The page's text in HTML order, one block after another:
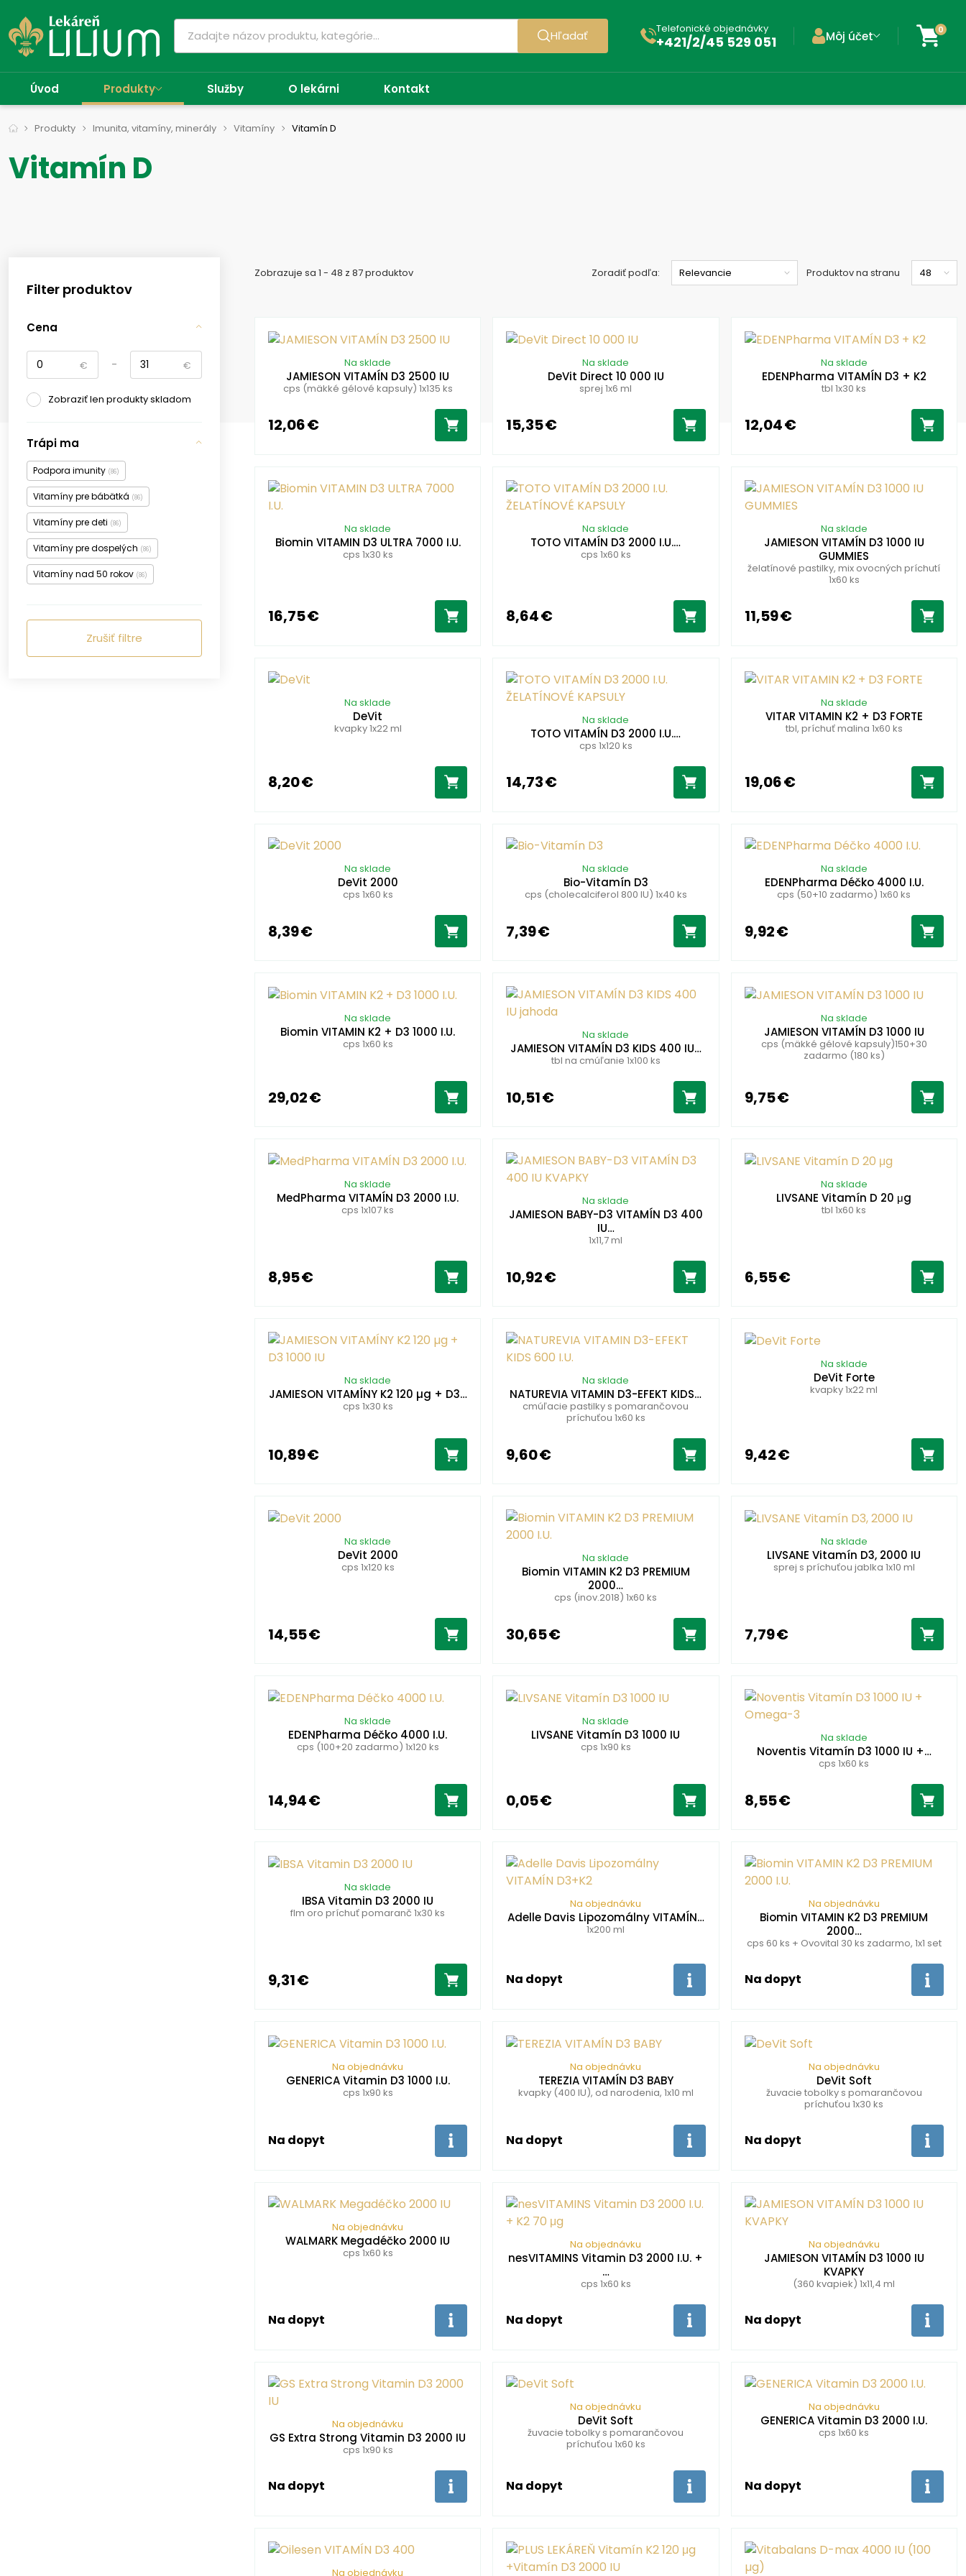
Hľadať Telefonické objednávky
+421/2/45 529 051 Môj účet 0
Úvod Produkty Služby O lekárni Kontakt
Produkty Imunita, vitamíny, minerály Vitamíny Vitamín D
Vitamín D
Filter produktov
Cena
€ - €
Zobraziť len produkty skladom
Trápi ma
Podpora imunity (86)
Vitamíny pre bábätká (86)
Vitamíny pre deti (86)
Vitamíny pre dospelých (86)
Vitamíny nad 50 rokov (86)
Zrušiť filtre
Zobrazuje sa 1 - 48 z 87 produktov Zoradiť podľa: Produktov na stranu
Na sklade
JAMIESON VITAMÍN D3 2500 IU
cps (mäkké gélové kapsuly) 1x135 ks
12,06 €
Na sklade
DeVit Direct 10 000 IU
sprej 1x6 ml
15,35 €
Na sklade
EDENPharma VITAMÍN D3 + K2
tbl 1x30 ks
12,04 €
Na sklade
Biomin VITAMIN D3 ULTRA 7000 I.U.
cps 1x30 ks
16,75 €
Na sklade
TOTO VITAMÍN D3 2000 I.U.…
cps 1x60 ks
8,64 €
Na sklade
JAMIESON VITAMÍN D3 1000 IU
GUMMIES
želatínové pastilky, mix ovocných príchutí
1x60 ks
11,59 €
Na sklade
DeVit
kvapky 1x22 ml
8,20 €
Na sklade
TOTO VITAMÍN D3 2000 I.U.…
cps 1x120 ks
14,73 €
Na sklade
VITAR VITAMIN K2 + D3 FORTE
tbl, príchuť malina 1x60 ks
19,06 €
Na sklade
DeVit 2000
cps 1x60 ks
8,39 €
Na sklade
Bio-Vitamín D3
cps (cholecalciferol 800 IU) 1x40 ks
7,39 €
Na sklade
EDENPharma Déčko 4000 I.U.
cps (50+10 zadarmo) 1x60 ks
9,92 €
Na sklade
Biomin VITAMIN K2 + D3 1000 I.U.
cps 1x60 ks
29,02 €
Na sklade
JAMIESON VITAMÍN D3 KIDS 400 IU…
tbl na cmúľanie 1x100 ks
10,51 €
Na sklade
JAMIESON VITAMÍN D3 1000 IU
cps (mäkké gélové kapsuly)150+30
zadarmo (180 ks)
9,75 €
Na sklade
MedPharma VITAMÍN D3 2000 I.U.
cps 1x107 ks
8,95 €
Na sklade
JAMIESON BABY-D3 VITAMÍN D3 400
IU…
1x11,7 ml
10,92 €
Na sklade
LIVSANE Vitamín D 20 μg
tbl 1x60 ks
6,55 €
Na sklade
JAMIESON VITAMÍNY K2 120 µg + D3…
cps 1x30 ks
10,89 €
Na sklade
NATUREVIA VITAMIN D3-EFEKT KIDS…
cmúľacie pastilky s pomarančovou
príchuťou 1x60 ks
9,60 €
Na sklade
DeVit Forte
kvapky 1x22 ml
9,42 €
Na sklade
DeVit 2000
cps 1x120 ks
14,55 €
Na sklade
Biomin VITAMIN K2 D3 PREMIUM
2000…
cps (inov.2018) 1x60 ks
30,65 €
Na sklade
LIVSANE Vitamín D3, 2000 IU
sprej s príchuťou jablka 1x10 ml
7,79 €
Na sklade
EDENPharma Déčko 4000 I.U.
cps (100+20 zadarmo) 1x120 ks
14,94 €
Na sklade
LIVSANE Vitamín D3 1000 IU
cps 1x90 ks
0,05 €
Na sklade
Noventis Vitamín D3 1000 IU +…
cps 1x60 ks
8,55 €
Na sklade
IBSA Vitamin D3 2000 IU
flm oro príchuť pomaranč 1x30 ks
9,31 €
Na objednávku
Adelle Davis Lipozomálny VITAMÍN…
1x200 ml
Na dopyt
Na objednávku
Biomin VITAMIN K2 D3 PREMIUM
2000…
cps 60 ks + Ovovital 30 ks zadarmo, 1x1 set
Na dopyt
Na objednávku
GENERICA Vitamin D3 1000 I.U.
cps 1x90 ks
Na dopyt
Na objednávku
TEREZIA VITAMÍN D3 BABY
kvapky (400 IU), od narodenia, 1x10 ml
Na dopyt
Na objednávku
DeVit Soft
žuvacie tobolky s pomarančovou
príchuťou 1x30 ks
Na dopyt
Na objednávku
WALMARK Megadéčko 2000 IU
cps 1x60 ks
Na dopyt
Na objednávku
nesVITAMINS Vitamin D3 2000 I.U. +
…
cps 1x60 ks
Na dopyt
Na objednávku
JAMIESON VITAMÍN D3 1000 IU
KVAPKY
(360 kvapiek) 1x11,4 ml
Na dopyt
Na objednávku
GS Extra Strong Vitamin D3 2000 IU
cps 1x90 ks
Na dopyt
Na objednávku
DeVit Soft
žuvacie tobolky s pomarančovou
príchuťou 1x60 ks
Na dopyt
Na objednávku
GENERICA Vitamin D3 2000 I.U.
cps 1x60 ks
Na dopyt
Na objednávku